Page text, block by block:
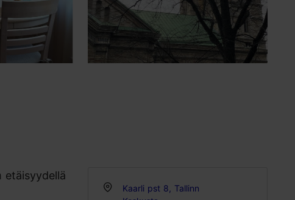
etäisyydellä
Kaarli pst 8, Tallinn